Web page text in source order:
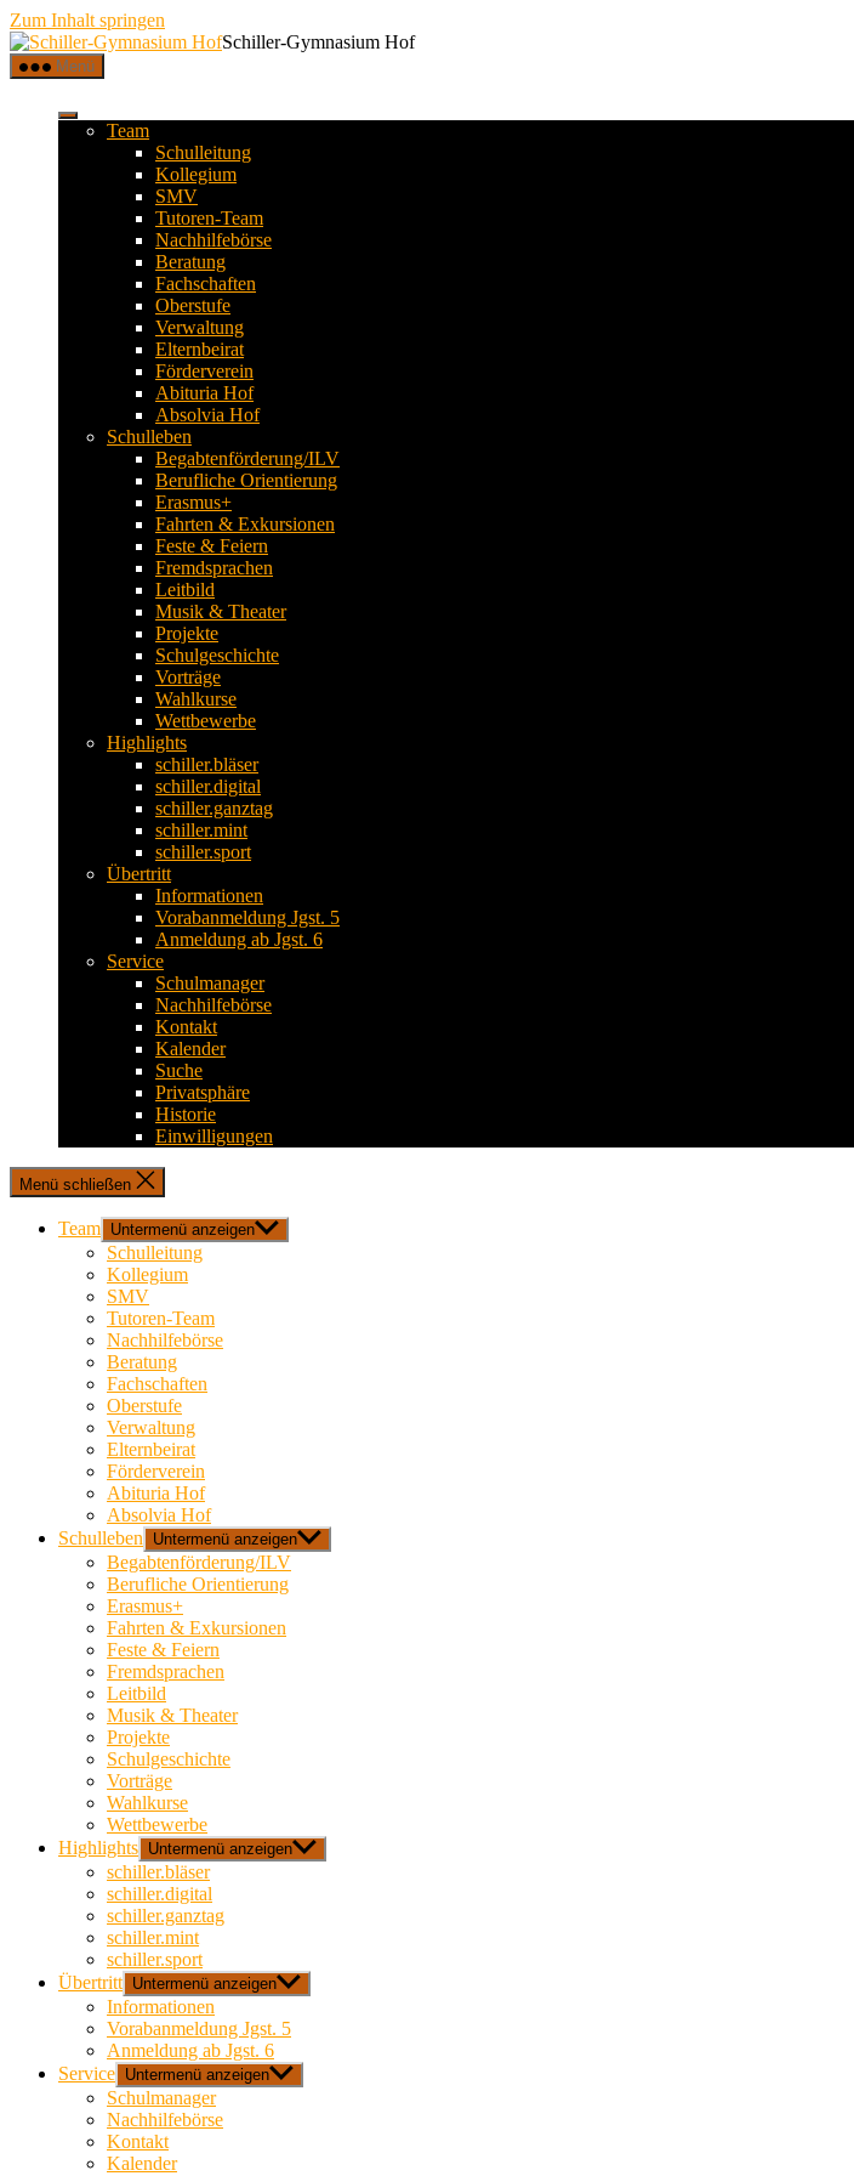
Zum Inhalt springen
Schiller-Gymnasium Hof
Menü
Team
Schulleitung
Kollegium
SMV
Tutoren-Team
Nachhilfebörse
Beratung
Fachschaften
Oberstufe
Verwaltung
Elternbeirat
Förderverein
Abituria Hof
Absolvia Hof
Schulleben
Begabtenförderung/ILV
Berufliche Orientierung
Erasmus+
Fahrten & Exkursionen
Feste & Feiern
Fremdsprachen
Leitbild
Musik & Theater
Projekte
Schulgeschichte
Vorträge
Wahlkurse
Wettbewerbe
Highlights
schiller.bläser
schiller.digital
schiller.ganztag
schiller.mint
schiller.sport
Übertritt
Informationen
Vorabanmeldung Jgst. 5
Anmeldung ab Jgst. 6
Service
Schulmanager
Nachhilfebörse
Kontakt
Kalender
Suche
Privatsphäre
Historie
Einwilligungen
Menü schließen
Team Untermenü anzeigen
Schulleitung
Kollegium
SMV
Tutoren-Team
Nachhilfebörse
Beratung
Fachschaften
Oberstufe
Verwaltung
Elternbeirat
Förderverein
Abituria Hof
Absolvia Hof
Schulleben
Untermenü anzeigen
Begabtenförderung/ILV
Berufliche Orientierung
Erasmus+
Fahrten & Exkursionen
Feste & Feiern
Fremdsprachen
Leitbild
Musik & Theater
Projekte
Schulgeschichte
Vorträge
Wahlkurse
Wettbewerbe
Highlights Untermenü anzeigen
schiller.bläser
schiller.digital
schiller.ganztag
schiller.mint
schiller.sport
Übertritt Untermenü anzeigen
Informationen
Vorabanmeldung Jgst. 5
Anmeldung ab Jgst. 6
Service Untermenü anzeigen
Schulmanager
Nachhilfebörse
Kontakt
Kalender